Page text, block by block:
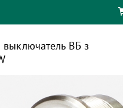
ВБ з